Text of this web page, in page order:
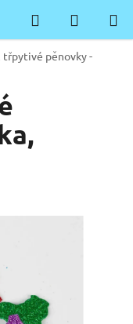
Hledat
KOŠÍK
třpytivé pěnovky -